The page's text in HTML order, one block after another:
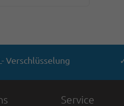
Verschlüsselung
Service